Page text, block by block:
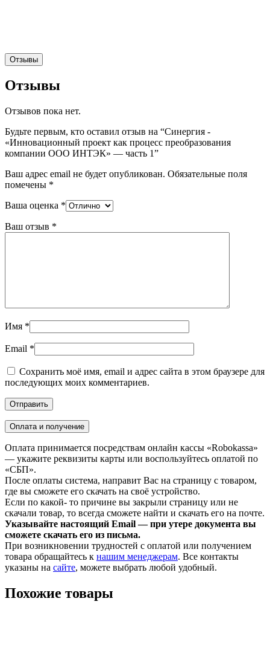
Отзывы
Отзывы
Отзывов пока нет.
Будьте первым, кто оставил отзыв на “Синергия -
«Инновационный проект как процесс преобразования
компании ООО ИНТЭК» — часть 1”
Ваш адрес email не будет опубликован. Обязательные поля
помечены *
Ваша оценка *
Ваш отзыв *
Имя *
Email *
Сохранить моё имя, email и адрес сайта в этом браузере для
последующих моих комментариев.
Оплата и получение
Оплата принимается посредствам онлайн кассы «Robokassa»
— укажите реквизиты карты или воспользуйтесь оплатой по
«СБП».
После оплаты система, направит Вас на страницу с товаром,
где вы сможете его скачать на своё устройство.
Если по какой- то причине вы закрыли страницу или не
скачали товар, то всегда сможете найти и скачать его на почте.
Указывайте настоящий Email — при утере документа вы
сможете скачать его из письма.
При возникновении трудностей с оплатой или получением
товара обращайтесь к нашим менеджерам. Все контакты
указаны на сайте, можете выбрать любой удобный.
Похожие товары